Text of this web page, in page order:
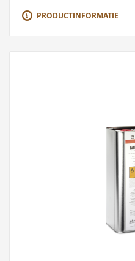
PRODUCTINFORMATIE